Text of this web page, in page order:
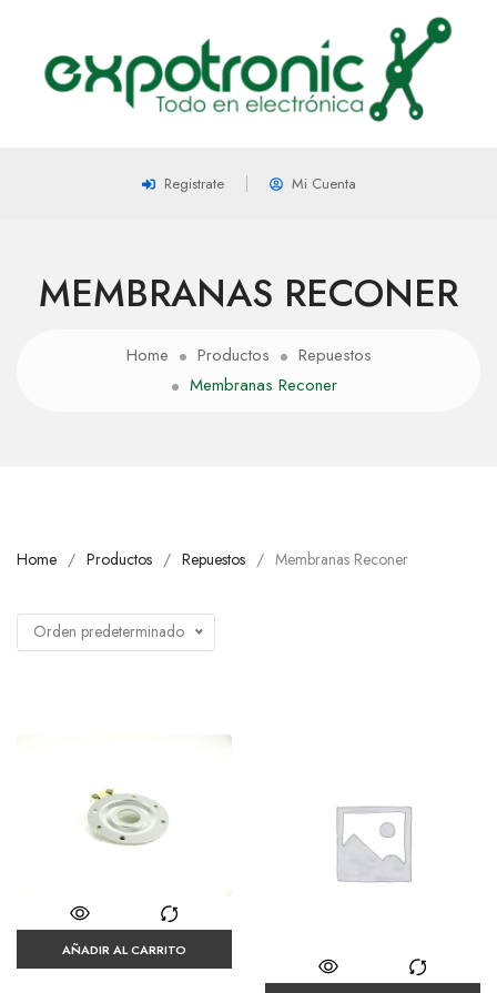
Registrate Mi Cuenta
MEMBRANAS RECONER
Home Productos
Repuestos
Membranas Reconer
Home Productos Repuestos Membranas Reconer
Orden predeterminado
AÑADIR AL CARRITO